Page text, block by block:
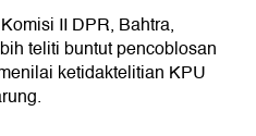
II DPR, Bahtra,
teliti buntut pencoblosan
ketidaktelitian KPU